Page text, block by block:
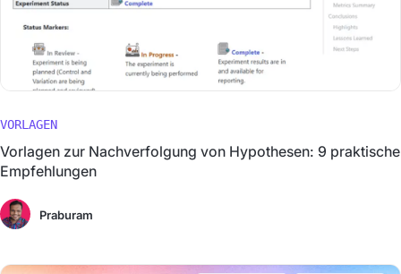
VORLAGEN
Vorlagen zur Nachverfolgung von Hypothesen: 9 praktische
Empfehlungen
Praburam